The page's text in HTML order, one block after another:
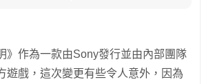
》作為一款由Sony發行並由內部團隊
遊戲，這次變更有些令人意外，因為